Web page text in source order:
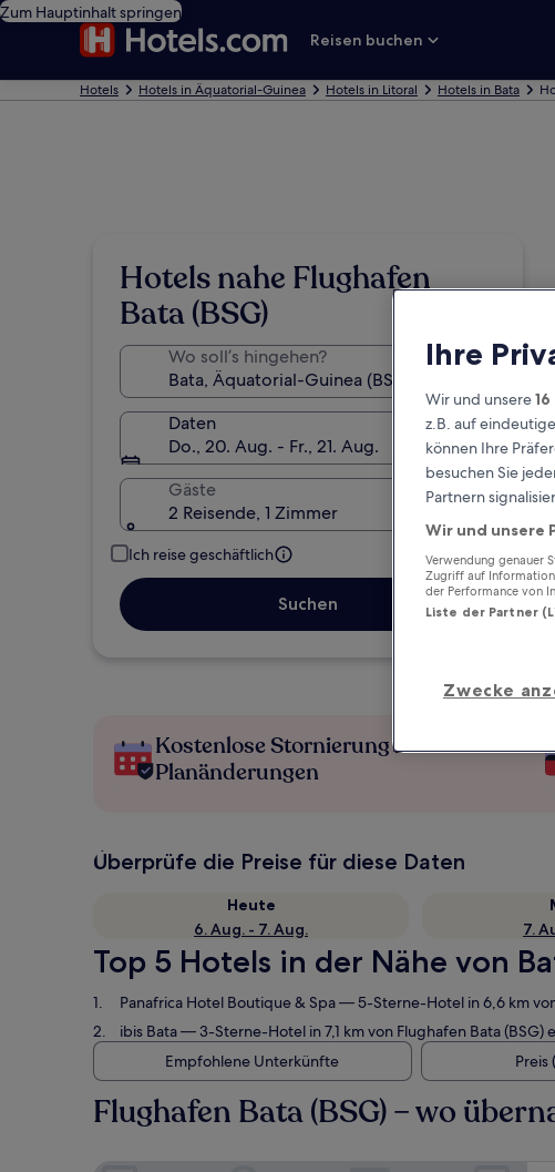
Zum Hauptinhalt springen
Reisen buchen
Hotels Hotels in Äquatorial-Guinea Hotels in Litoral Hotels in Bata
Hotels nahe Flughafen
Bata (BSG)
Wo soll’s hingehen?
Daten
Do., 20. Aug. - Fr., 21. Aug.
Gäste
2 Reisende, 1 Zimmer
Ich reise geschäftlich
Suchen
Kostenlose Stornierung bei
Planänderungen
Überprüfe die Preise für diese Daten
Heute
6. Aug. - 7. Aug.
7.
Top 5 Hotels in der Nähe von
Panafrica Hotel Boutique & Spa— 5-Sterne-Hotel in 6,6 km
ibis Bata— 3-Sterne-Hotel in 7,1 km von Flughafen Bata
Empfohlene Unterkünfte
Preis
Flughafen Bata (BSG) – wo
Ihre
Wir und unsere16
z.B. auf
können Ihre
besuchen Sie
Partnern
Wir und unsere
Verwendung genauer
Zugriff auf
der Performance von
Liste der Partner
Zwecke